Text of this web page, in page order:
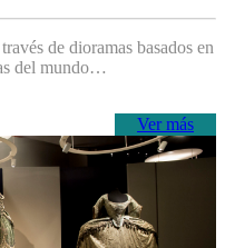
de dioramas basados en
del mundo…
Ver más